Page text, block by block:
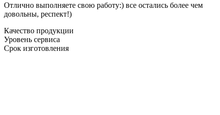
Отлично выполняете свою работу:) все остались более чем
довольны, респект!)
Качество продукции
Уровень сервиса
Срок изготовления